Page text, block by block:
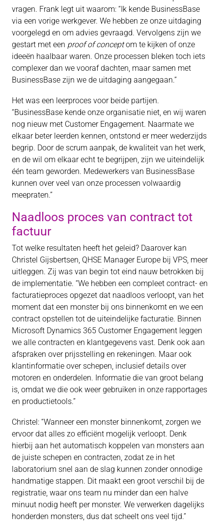
vragen. Frank legt uit waarom: “Ik kende BusinessBase
via een vorige werkgever. We hebben ze onze uitdaging
voorgelegd en om advies gevraagd. Vervolgens zijn we
gestart met een proof of conceptom te kijken of onze
ideeën haalbaar waren. Onze processen bleken toch iets
complexer dan we vooraf dachten, maar samen met
BusinessBase zijn we de uitdaging aangegaan.”
Het was een leerproces voor beide partijen.
“BusinessBase kende onze organisatie niet, en wij waren
nog nieuw met Customer Engagement. Naarmate we
elkaar beter leerden kennen, ontstond er meer wederzijds
begrip. Door de scrum aanpak, de kwaliteit van het werk,
en de wil om elkaar echt te begrijpen, zijn we uiteindelijk
één team geworden. Medewerkers van BusinessBase
kunnen over veel van onze processen volwaardig
meepraten.”
Naadloos proces van contract tot
factuur
Tot welke resultaten heeft het geleid? Daarover kan
Christel Gijsbertsen, QHSE Manager Europe bij VPS, meer
uitleggen. Zij was van begin tot eind nauw betrokken bij
de implementatie. “We hebben een compleet contract- en
facturatieproces opgezet dat naadloos verloopt, van het
moment dat een monster bij ons binnenkomt en we een
contract opstellen tot de uiteindelijke facturatie. Binnen
Microsoft Dynamics 365 Customer Engagement leggen
we alle contracten en klantgegevens vast. Denk ook aan
afspraken over prijsstelling en rekeningen. Maar ook
klantinformatie over schepen, inclusief details over
motoren en onderdelen. Informatie die van groot belang
is, omdat we die ook weer gebruiken in onze rapportages
en productietools.”
Christel: “Wanneer een monster binnenkomt, zorgen we
ervoor dat alles zo efficiënt mogelijk verloopt. Denk
hierbij aan het automatisch koppelen van monsters aan
de juiste schepen en contracten, zodat ze in het
laboratorium snel aan de slag kunnen zonder onnodige
handmatige stappen. Dit maakt een groot verschil bij de
registratie, waar ons team nu minder dan een halve
minuut nodig heeft per monster. We verwerken dagelijks
honderden monsters, dus dat scheelt ons veel tijd.”